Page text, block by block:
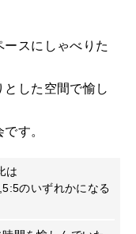
スにしゃべりた
した空間で愉し
す。
は
のいずれかになる